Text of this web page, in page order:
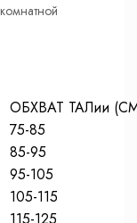
ОБХВАТ ТАЛии
75-85
85-95
95-105
105-115